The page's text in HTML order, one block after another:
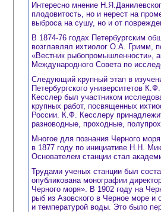
Интересно мнение
плодовитость, но и нерест на
выброса на сушу, но и от
В 1874-76 годах Петербургским
возглавлял ихтиолог О.А. Гримм,
«Вестник рыбопромышленности»,
Международного Совета по
Следующий крупный этап в
Петербургского университетов
Кесслер был участником
крупных работ, посвященных
России. К.Ф. Кесслеру
разноводные, проходные,
Многое для познания Черного
в 1877 году по инициативе Н.Н.
Основателем станции стал
Трудами ученых станции был
опубликована монографии
Черного моря». В 1902 году на
рыб из Азовского в Черное море
и температурой воды. Это было